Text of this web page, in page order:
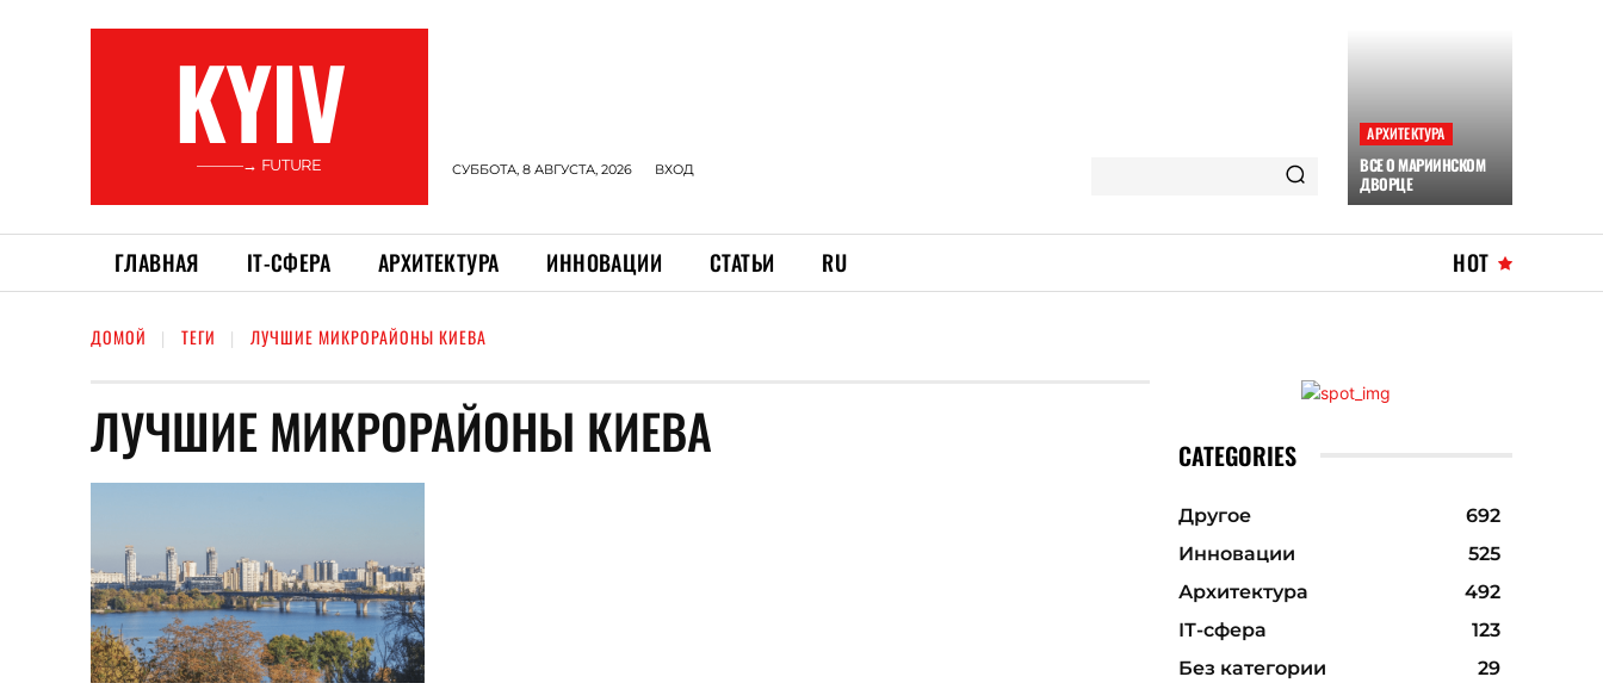
KYIV
———→ FUTURE СУББОТА, 8 АВГУСТА, 2026 ВХОД
АРХИТЕКТУРА
ВСЕ О МАРИИНСКОМ
ДВОРЦЕ
ГЛАВНАЯ ІТ-СФЕРА АРХИТЕКТУРА ИННОВАЦИИ СТАТЬИ RU HOT
ДОМОЙ ТЕГИ ЛУЧШИЕ МИКРОРАЙОНЫ КИЕВА
ЛУЧШИЕ МИКРОРАЙОНЫ КИЕВА CATEGORIES
Другое
692
Инновации
525
Архитектура
492
ІТ-сфера
123
Без категории
29